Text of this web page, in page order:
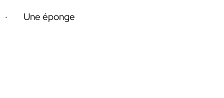
· Une éponge